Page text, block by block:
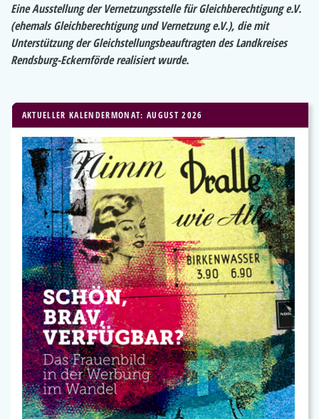
Eine Ausstellung der Vernetzungsstelle für Gleichberechtigung e.V.
(ehemals Gleichberechtigung und Vernetzung e.V.), die mit
Unterstützung der Gleichstellungsbeauftragten des Landkreises
Rendsburg-Eckernförde realisiert wurde.
AKTUELLER KALENDERMONAT: AUGUST 2026